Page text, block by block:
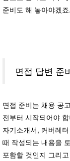
준비도 해 놓아야겠죠.
면접 답변 준
면접 준비는 채용 공
전부터 시작되어야
자기소개서, 커버레
때 작성되는 내용을
포함할 것인지 그리